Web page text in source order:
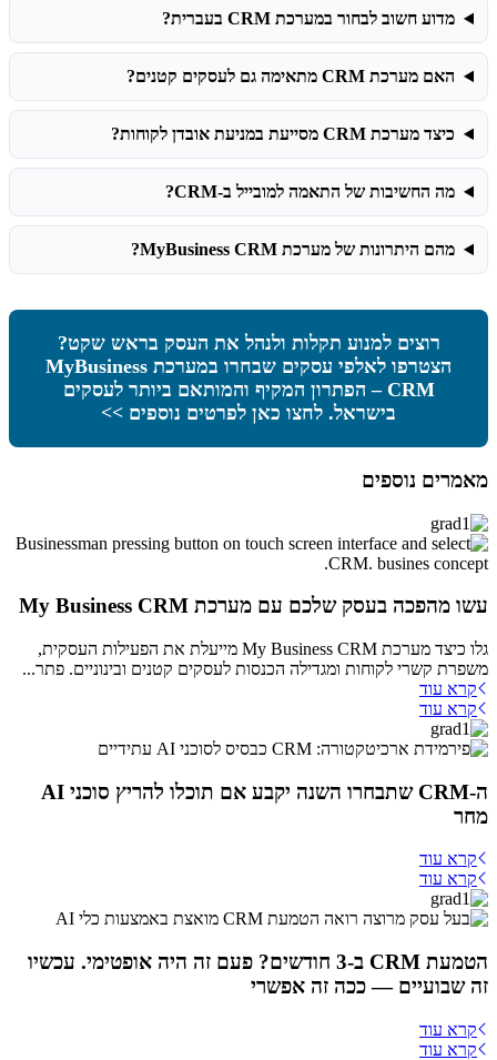
מדוע חשוב לבחור במערכת CRM בעברית?
האם מערכת CRM מתאימה גם לעסקים קטנים?
כיצד מערכת CRM מסייעת במניעת אובדן לקוחות?
מה החשיבות של התאמה למובייל ב-CRM?
מהם היתרונות של מערכת MyBusiness CRM?
רוצים למנוע תקלות ולנהל את העסק בראש שקט?
הצטרפו לאלפי עסקים שבחרו במערכת MyBusiness
CRM – הפתרון המקיף והמותאם ביותר לעסקים
בישראל. לחצו כאן לפרטים נוספים >>
מאמרים נוספים
עשו מהפכה בעסק שלכם עם מערכת My Business CRM
גלו כיצד מערכת My Business CRM מייעלת את הפעילות העסקית,
משפרת קשרי לקוחות ומגדילה הכנסות לעסקים קטנים ובינוניים. פתר...
קרא עוד
קרא עוד
ה-CRM שתבחרו השנה יקבע אם תוכלו להריץ סוכני AI
מחר
קרא עוד
קרא עוד
הטמעת CRM ב-3 חודשים? פעם זה היה אופטימי. עכשיו
זה שבועיים — ככה זה אפשרי
קרא עוד
קרא עוד